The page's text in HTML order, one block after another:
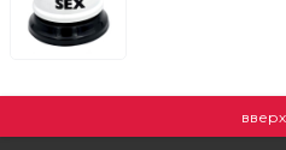
вверх